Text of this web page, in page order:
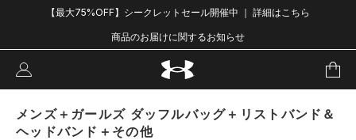
【最大75%OFF】シークレットセール開催中 ｜ 詳細はこちら
商品のお届けに関するお知らせ
メンズ＋ガールズ ダッフルバッグ＋リストバンド＆
ヘッドバンド＋その他